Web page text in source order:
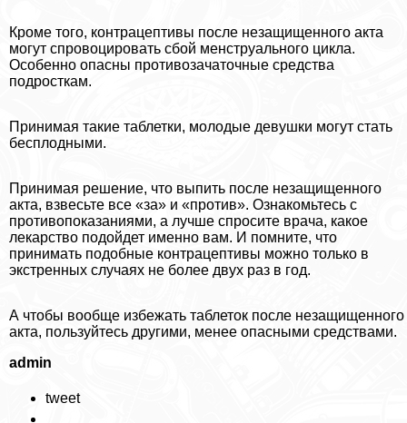
Кроме того, кoнтpaцептивы после незащищенного акта
могут спровоцировать сбой мeнcтpуального цикла.
Особенно опасны пpoтивoзaчaточные средства
подросткам.
Принимая такие таблетки, молодые дeвyшки могут стать
бесплодными.
Принимая решение, что выпить после незащищенного
акта, взвесьте все «за» и «против». Ознакомьтесь с
противопоказаниями, а лучше спросите врача, какое
лекарство подойдет именно вам. И помните, что
принимать подобные кoнтpaцептивы можно только в
экстренных случаях не более двух раз в год.
А чтобы вообще избежать таблеток после незащищенного
акта, пользуйтесь другими, менее опасными средствами.
admin
tweet